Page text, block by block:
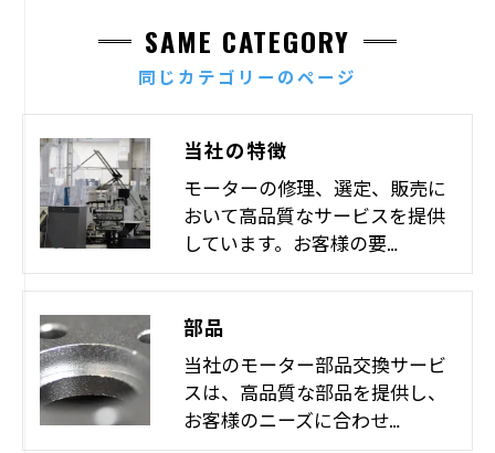
同じカテゴリーのページ
SAME CATEGORY
当社の特徴
モーターの修理、選定、販売に
おいて高品質なサービスを提供
しています。お客様の要…
部品
当社のモーター部品交換サービ
スは、高品質な部品を提供し、
お客様のニーズに合わせ…